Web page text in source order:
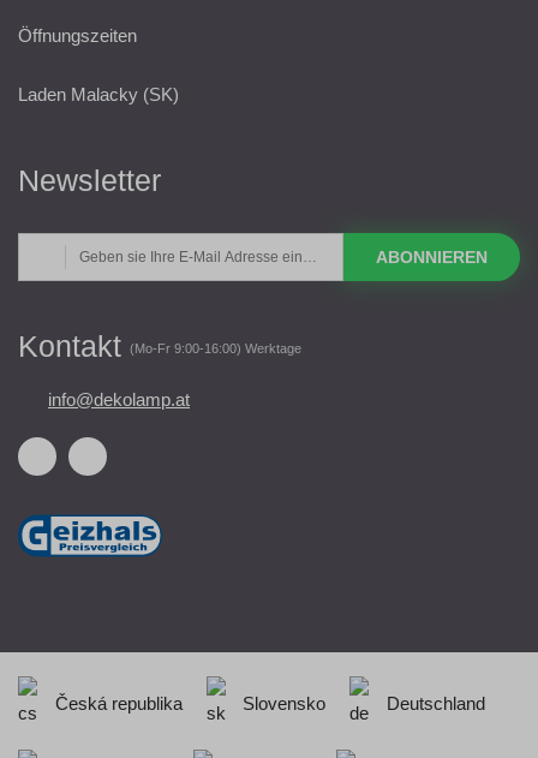
Öffnungszeiten
Laden Malacky (SK)
Newsletter
ABONNIEREN
Kontakt (Mo-Fr 9:00-16:00) Werktage
info@dekolamp.at
Česká republika Slovensko Deutschland